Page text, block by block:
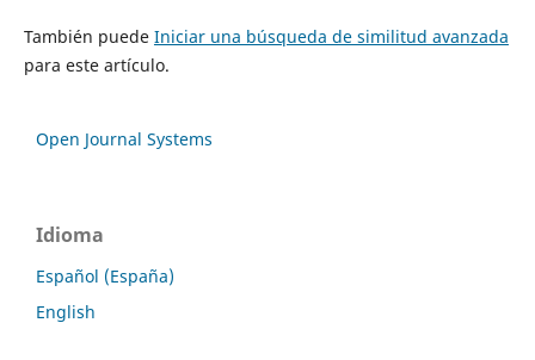
También puede Iniciar una búsqueda de similitud avanzada
para este artículo.
Open Journal Systems
Idioma
Español (España)
English